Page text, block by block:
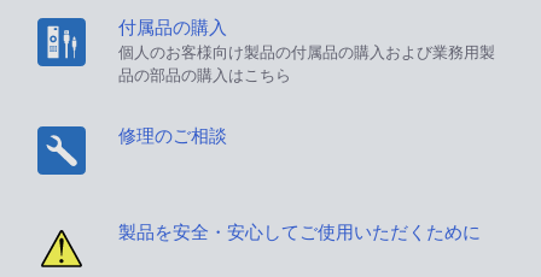
付属品の購入
個人のお客様向け製品の付属品の購入および業務用製
品の部品の購入はこちら
修理のご相談
製品を安全・安心してご使用いただくために